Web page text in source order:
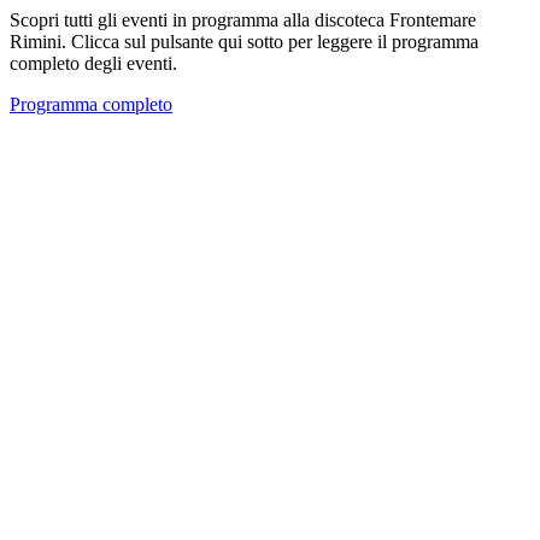
Scopri tutti gli eventi in programma alla discoteca Frontemare
Rimini. Clicca sul pulsante qui sotto per leggere il programma
completo degli eventi.
Programma completo